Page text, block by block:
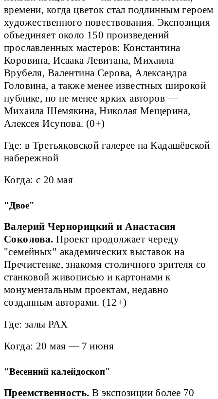
времени, когда цветок стал подлинным героем
художественного повествования. Экспозиция
объединяет около 150 произведений
прославленных мастеров: Константина
Коровина, Исаака Левитана, Михаила
Врубеля, Валентина Серова, Александра
Головина, а также менее известных широкой
публике, но не менее ярких авторов —
Михаила Шемякина, Николая Мещерина,
Алексея Исупова. (0+)
Где: в Третьяковской галерее на Кадашёвской
набережной
Когда: с 20 мая
"Двое"
Валерий Чернорицкий и Анастасия
Соколова.Проект продолжает череду
"семейных" академических выставок на
Пречистенке, знакомя столичного зрителя со
станковой живописью и картонами к
монументальным проектам, недавно
созданным авторами. (12+)
Где: залы РАХ
Когда: 20 мая — 7 июня
"Весенний калейдоскоп"
Преемственность.В экспозиции более 70